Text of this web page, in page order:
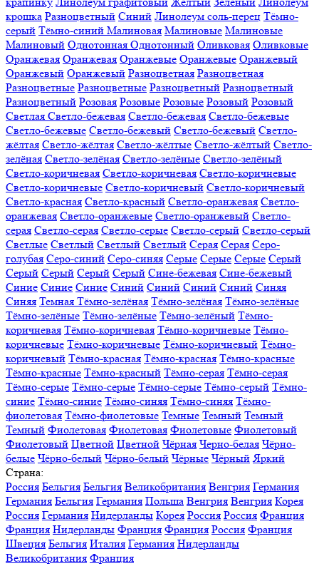
крошка Разноцветный Синий Линолеум соль-перец Тёмно-
серый Тёмно-синий Малиновая Малиновые Малиновые
Малиновый Однотонная Однотонный Оливковая Оливковые
Оранжевая Оранжевая Оранжевые Оранжевые Оранжевый
Оранжевый Оранжевый Разноцветная Разноцветная
Разноцветные Разноцветные Разноцветный Разноцветный
Разноцветный Розовая Розовые Розовые Розовый Розовый
Светлая Светло-бежевая Светло-бежевая Светло-бежевые
Светло-бежевые Светло-бежевый Светло-бежевый Светло-
жёлтая Светло-жёлтая Светло-жёлтые Светло-жёлтый Светло-
зелёная Светло-зелёная Светло-зелёные Светло-зелёный
Светло-коричневая Светло-коричневая Светло-коричневые
Светло-коричневые Светло-коричневый Светло-коричневый
Светло-красная Светло-красный Светло-оранжевая Светло-
оранжевая Светло-оранжевые Светло-оранжевый Светло-
серая Светло-серая Светло-серые Светло-серый Светло-серый
Светлые Светлый Светлый Светлый Серая Серая Серо-
голубая Серо-синий Серо-синяя Серые Серые Серые Серый
Серый Серый Серый Серый Сине-бежевая Сине-бежевый
Синие Синие Синие Синий Синий Синий Синий Синяя
Синяя Темная Тёмно-зелёная Тёмно-зелёная Тёмно-зелёные
Тёмно-зелёные Тёмно-зелёные Тёмно-зелёный Тёмно-
коричневая Тёмно-коричневая Тёмно-коричневые Тёмно-
коричневые Тёмно-коричневые Тёмно-коричневый Тёмно-
коричневый Тёмно-красная Тёмно-красная Тёмно-красные
Тёмно-красные Тёмно-красный Тёмно-серая Тёмно-серая
Тёмно-серые Тёмно-серые Тёмно-серые Тёмно-серый Тёмно-
синие Тёмно-синие Тёмно-синяя Тёмно-синяя Тёмно-
фиолетовая Тёмно-фиолетовые Темные Темный Темный
Темный Фиолетовая Фиолетовая Фиолетовые Фиолетовый
Фиолетовый Цветной Цветной Чёрная Черно-белая Чёрно-
белые Чёрно-белый Чёрно-белый Чёрные Чёрный Яркий
Страна:
Россия Бельгия Бельгия Великобритания Венгрия Германия
Германия Бельгия Германия Польша Венгрия Венгрия Корея
Россия Германия Нидерланды Корея Россия Россия Франция
Франция Нидерланды Франция Франция Россия Франция
Швеция Бельгия Италия Германия Нидерланды
Великобритания Франция